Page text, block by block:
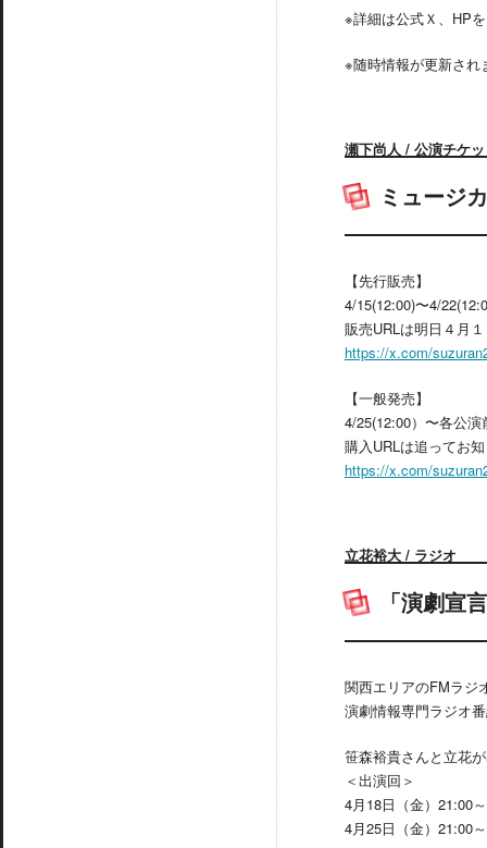
※詳細は公式Ｘ、HP
※随時情報が更新され
瀬下尚人 / 公演チケ
ミュージ
【先行販売】
4/15(12:00)〜4/
販売URLは明日４月
https://x.com/
【一般発売】
4/25(12:00）〜各公
購入URLは追ってお
https://x.com/
立花裕大 / ラジオ
「演劇宣
関西エリアのFMラジ
演劇情報専門ラジオ
笹森裕貴さんと立花
＜出演回＞
4月18日（金）21:00
4月25日（金）21:00